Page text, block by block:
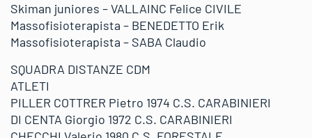
Skiman juniores – VALLAINC Felice CIVILE
Massofisioterapista – BENEDETTO Erik
Massofisioterapista – SABA Claudio
SQUADRA DISTANZE CDM
ATLETI
PILLER COTTRER Pietro 1974 C.S. CARABINIERI
DI CENTA Giorgio 1972 C.S. CARABINIERI